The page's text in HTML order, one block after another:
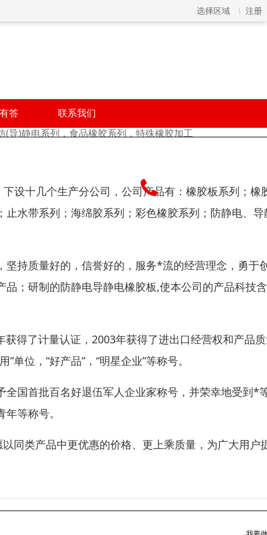
选择区域 注册
导)静电系列，食品橡胶系列，特殊橡胶加工
答 联系我们
设十几个生产分公司，公司产品有：橡胶板系列；橡
水带系列；海绵胶系列；彩色橡胶系列；防静电、导
持质量好的，信誉好的，服务*流的经营理念，勇于
；研制的防静电导静电橡胶板,使本公司的产品科技
得了计量认证，2003年获得了进出口经营权和产品
位，“好产品”，“明星企业”等称号。
国首批百名好退伍军人企业家称号，并荣幸地受到*
等称号。
同类产品中更优惠的价格、更上乘质量，为广大用户